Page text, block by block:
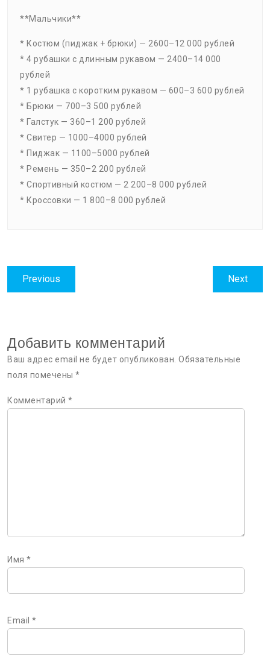
**Мальчики**
* Костюм (пиджак + брюки) — 2600–12 000 рублей
* 4 рубашки с длинным рукавом — 2400–14 000
рублей
* 1 рубашка с коротким рукавом — 600–3 600 рублей
* Брюки — 700–3 500 рублей
* Галстук — 360–1 200 рублей
* Свитер — 1000–4000 рублей
* Пиджак — 1100–5000 рублей
* Ремень — 350–2 200 рублей
* Спортивный костюм — 2 200–8 000 рублей
* Кроссовки — 1 800–8 000 рублей
Навигация
по
Previous
post:
NextNext
post:
Добавить комментарий
Ваш адрес email не будет опубликован. Обязательные
поля помечены *
Комментарий *
Имя *
Email *